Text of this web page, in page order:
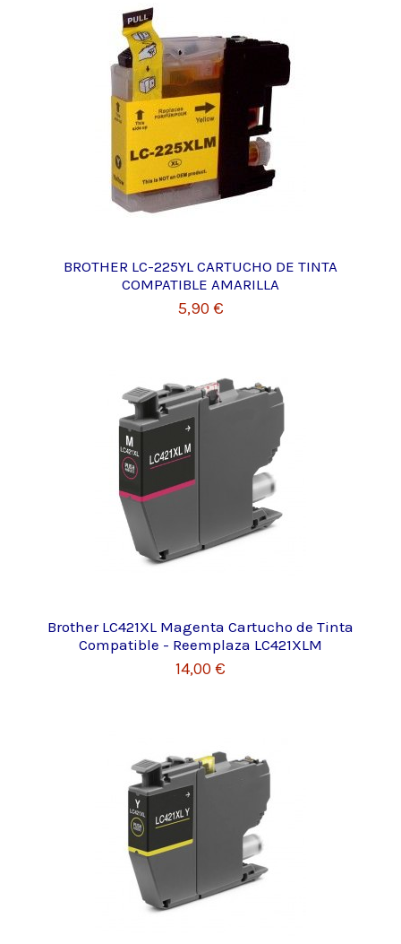
BROTHER LC-225YL CARTUCHO DE TINTA
COMPATIBLE AMARILLA
5,90 €
Brother LC421XL Magenta Cartucho de Tinta
Compatible - Reemplaza LC421XLM
14,00 €